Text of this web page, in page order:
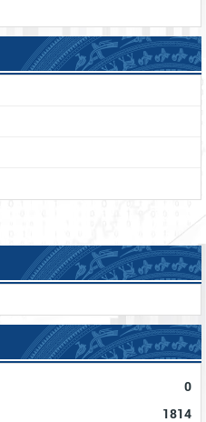
0
1814